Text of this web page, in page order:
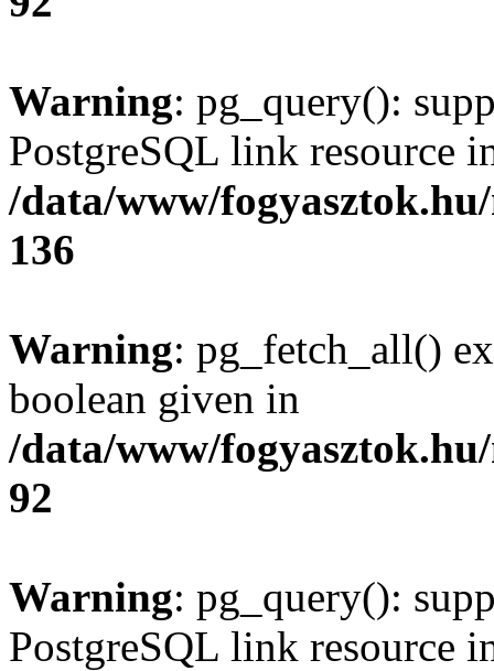
Warning: pg_query():
PostgreSQL link resource
/data/www/
136
Warning: pg_fetch_all()
boolean given in
/data/www/
92
Warning: pg_query():
PostgreSQL link resource